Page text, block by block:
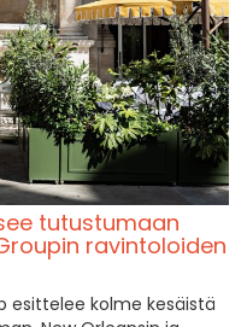
tutustumaan
ravintoloiden
esittelee kolme kesäistä